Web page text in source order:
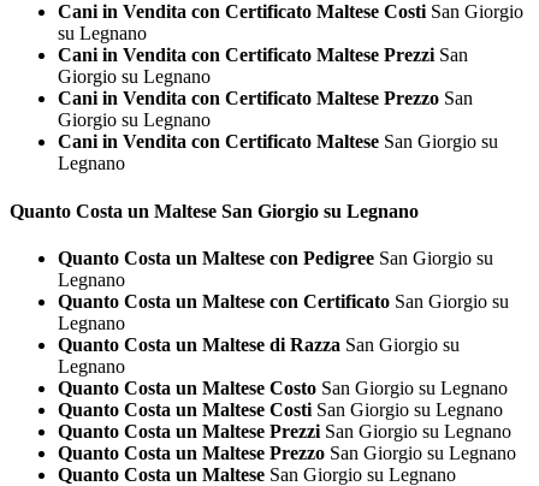
Cani in Vendita con Certificato Maltese CostiSan Giorgio
su Legnano
Cani in Vendita con Certificato Maltese PrezziSan
Giorgio su Legnano
Cani in Vendita con Certificato Maltese Prezzo San
Giorgio su Legnano
Cani in Vendita con Certificato Maltese San Giorgio su
Legnano
Quanto Costa un Maltese San Giorgio su Legnano
Quanto Costa un Maltese con Pedigree San Giorgio su
Legnano
Quanto Costa un Maltese con Certificato San Giorgio su
Legnano
Quanto Costa un Maltese di Razza San Giorgio su
Legnano
Quanto Costa un Maltese Costo San Giorgio su Legnano
Quanto Costa un Maltese Costi San Giorgio su Legnano
Quanto Costa un Maltese Prezzi San Giorgio su Legnano
Quanto Costa un Maltese Prezzo San Giorgio su Legnano
Quanto Costa un Maltese San Giorgio su Legnano